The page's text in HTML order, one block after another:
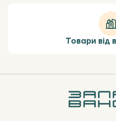
Товари від